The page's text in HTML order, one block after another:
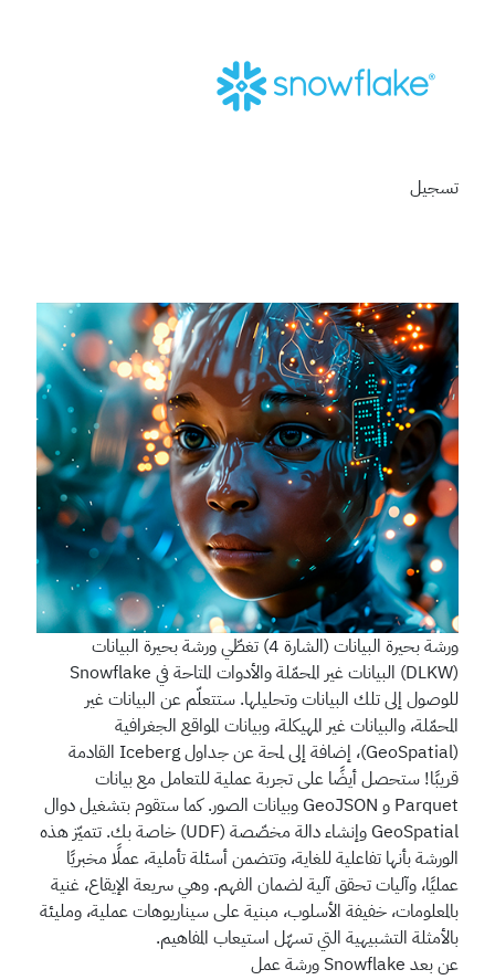
تسجيل
ورشة بحيرة البيانات (الشارة 4)
تغطّي ورشة بحيرة البيانات
(DLKW) البيانات غير المحمّلة والأدوات المتاحة في Snowflake
للوصول إلى تلك البيانات وتحليلها. ستتعلّم عن البيانات غير
المحمّلة، والبيانات غير المهيكلة، وبيانات المواقع الجغرافية
(GeoSpatial)، إضافة إلى لمحة عن جداول Iceberg القادمة
قريبًا! ستحصل أيضًا على تجربة عملية للتعامل مع بيانات
Parquet و GeoJSON وبيانات الصور. كما ستقوم بتشغيل دوال
GeoSpatial وإنشاء دالة مخصّصة (UDF) خاصة بك. تتميّز هذه
الورشة بأنها تفاعلية للغاية، وتتضمن أسئلة تأملية، عملًا مخبريًا
عمليًا، وآليات تحقق آلية لضمان الفهم. وهي سريعة الإيقاع، غنية
بالمعلومات، خفيفة الأسلوب، مبنية على سيناريوهات عملية، ومليئة
بالأمثلة التشبيهية التي تسهّل استيعاب المفاهيم.
عن بعد Snowflake ورشة عمل